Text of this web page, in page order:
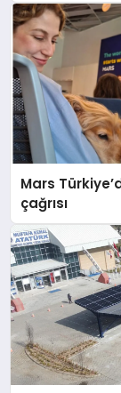
Mars
çağrısı